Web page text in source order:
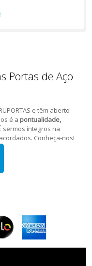
Portas de Aço
e têm aberto
é a pontualidade,
sermos íntegros na
Conheça-nos!